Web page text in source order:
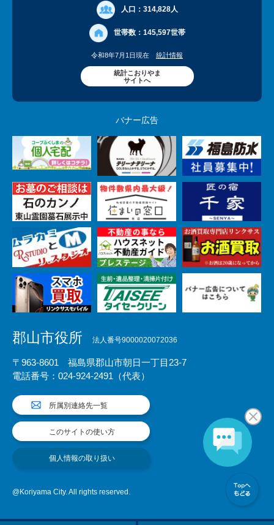
人口： 314,828人
世帯数： 145,597世帯
令和8年7月1日現在 統計情報
統計こおりやま
サイトへ
バナー広告
郡山市役所 法人番号9000020072036
〒963-8601 福島県郡山市朝日一丁目23-7
電話番号：024-924-2491（代表）
所属別連絡先一覧
このサイトの使い方
個人情報の取り扱い
@Koriyama City. All rights reserved.